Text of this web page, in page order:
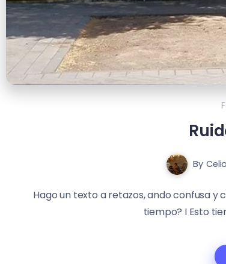
By
Hago un texto a retazos, ando confusa y
tiempo? I Esto